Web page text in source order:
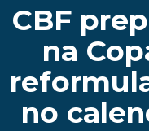
CBF
na
no